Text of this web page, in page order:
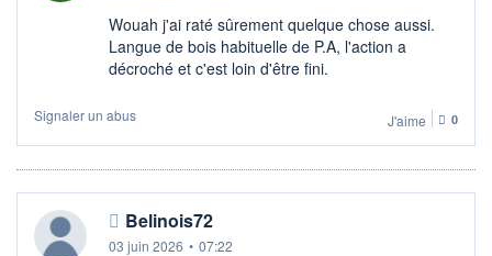
Wouah j'ai raté sûrement quelque chose aussi.
Langue de bois habituelle de P.A, l'action a
décroché et c'est loin d'être fini.
Signaler un abus J'aime 0
Belinois72
03 juin 2026 • 07:22